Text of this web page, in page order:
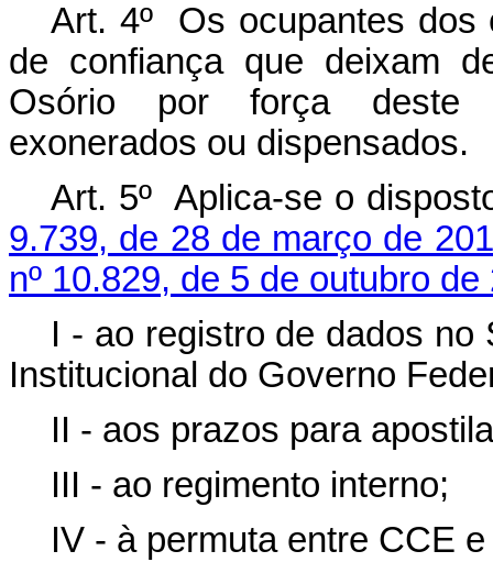
Art. 4º Os ocupantes dos
de confiança que deixam
Osório por força deste
exonerados ou dispensados.
Art. 5º Aplica-se o
9.739, de 28 de março de
nº 10.829, de 5 de outubro de
I - ao registro de dados
Institucional do Governo
II - aos prazos para
III - ao regimento interno;
IV - à permuta entre CCE